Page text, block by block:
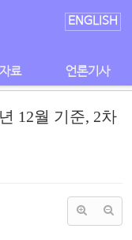
ENGLISH
료 언론기사
12월 기준, 2차